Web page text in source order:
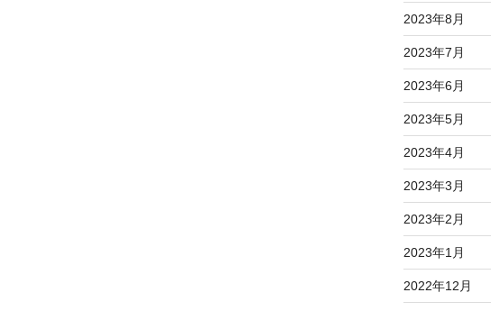
2023年8月
2023年7月
2023年6月
2023年5月
2023年4月
2023年3月
2023年2月
2023年1月
2022年12月